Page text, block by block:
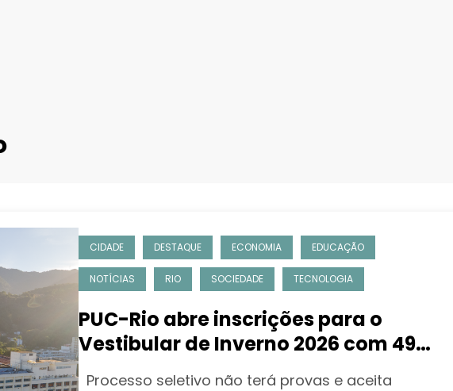
CIDADE DESTAQUE ECONOMIA EDUCAÇÃO
NOTÍCIAS RIO SOCIEDADE TECNOLOGIA
PUC-Rio abre inscrições para o
Vestibular de Inverno 2026 com 491
vagas para o segundo semestre
Processo seletivo não terá provas e aceita